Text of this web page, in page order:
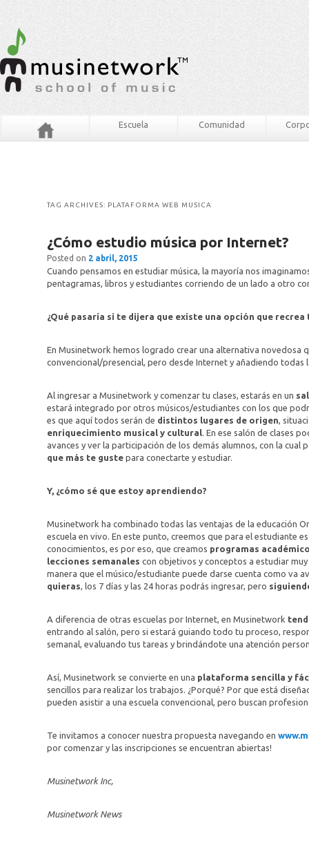
Escuela Comunidad
TAG ARCHIVES: PLATAFORMA WEB MUSICA
¿Cómo estudio música por Internet?
Posted on 2 abril, 2015
Cuando pensamos en estudiar música, la mayoría nos
pentagramas, libros y estudiantes corriendo de un lado a otro
¿Qué pasaría si te dijera que existe una opción que
En Musinetwork hemos logrado crear una alternativa novedosa
convencional/presencial, pero desde Internet y añadiendo
Al ingresar a Musinetwork y comenzar tu clases, estarás en un
estará integrado por otros músicos/estudiantes con los que
es que aquí todos serán de distintos lugares de origen,
enriquecimiento musical y cultural. En ese salón de clases
avances y ver la participación de los demás alumnos, con la
que más te guste para conectarte y estudiar.
Y, ¿cómo sé que estoy aprendiendo?
Musinetwork ha combinado todas las ventajas de la educación
escuela en vivo. En este punto, creemos que para el estudiante
conocimientos, es por eso, que creamos programas
lecciones semanales con objetivos y conceptos a estudiar
manera que el músico/estudiante puede darse cuenta como va
quieras, los 7 días y las 24 horas podrás ingresar, pero
A diferencia de otras escuelas por Internet, en Musinetwork
entrando al salón, pero si estará guiando todo tu proceso,
semanal, evaluando tus tareas y brindándote una atención
Así, Musinetwork se convierte en una plataforma sencilla y
sencillos para realizar los trabajos. ¿Porqué? Por que está
pueden asistir a una escuela convencional, pero buscan
Te invitamos a conocer nuestra propuesta navegando en
por comenzar y las inscripciones se encuentran abiertas!
Musinetwork Inc,
Musinetwork News